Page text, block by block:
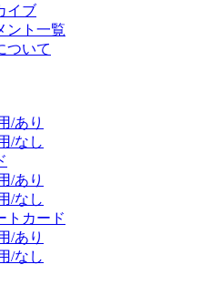
イブ
ント一覧
ついて
/あり
/なし
/あり
/なし
トカード
/あり
/なし